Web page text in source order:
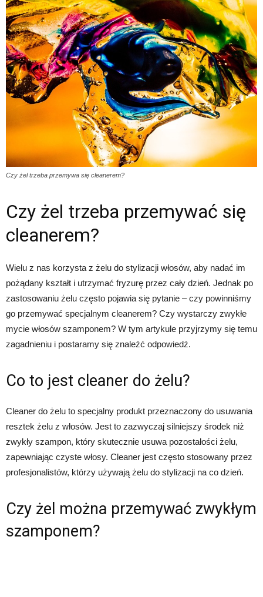
Czy żel trzeba przemywa się cleanerem?
Czy żel trzeba przemywać się
cleanerem?
Wielu z nas korzysta z żelu do stylizacji włosów, aby nadać im
pożądany kształt i utrzymać fryzurę przez cały dzień. Jednak po
zastosowaniu żelu często pojawia się pytanie – czy powinniśmy
go przemywać specjalnym cleanerem? Czy wystarczy zwykłe
mycie włosów szamponem? W tym artykule przyjrzymy się temu
zagadnieniu i postaramy się znaleźć odpowiedź.
Co to jest cleaner do żelu?
Cleaner do żelu to specjalny produkt przeznaczony do usuwania
resztek żelu z włosów. Jest to zazwyczaj silniejszy środek niż
zwykły szampon, który skutecznie usuwa pozostałości żelu,
zapewniając czyste włosy. Cleaner jest często stosowany przez
profesjonalistów, którzy używają żelu do stylizacji na co dzień.
Czy żel można przemywać zwykłym
szamponem?